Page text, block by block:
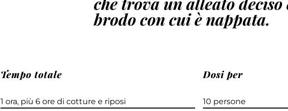
brodo con cui è nappata.
Tempo totale
1 ora, più 6 ore di cotture e riposi
Dosi per
10 persone